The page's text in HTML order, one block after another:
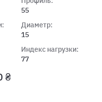
55
Диаметр:
15
Индекс нагрузки:
77
₴